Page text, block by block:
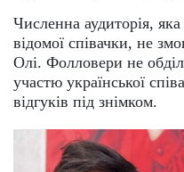
Численна аудиторія,
відомої співачки, не
Олі. Фолловери не
участю української
відгуків під знімком.